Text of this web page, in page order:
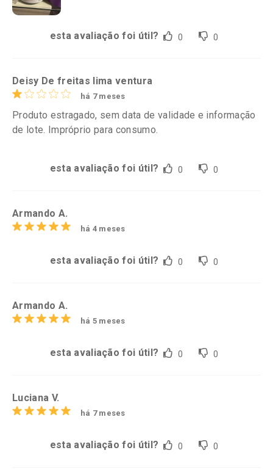
esta avaliação foi útil? 0 0
Deisy De freitas lima ventura
há 7 meses
Produto estragado, sem data de validade e informação
de lote. Impróprio para consumo.
esta avaliação foi útil? 0 0
Armando A.
há 4 meses
esta avaliação foi útil? 0 0
Armando A.
há 5 meses
esta avaliação foi útil? 0 0
Luciana V.
há 7 meses
esta avaliação foi útil? 0 0